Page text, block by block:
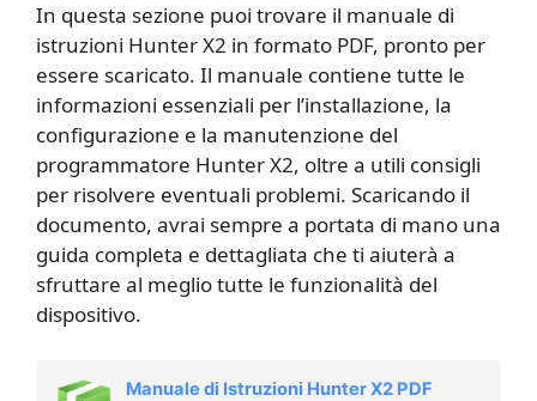
In questa sezione puoi trovare il manuale di
istruzioni Hunter X2 in formato PDF, pronto per
essere scaricato. Il manuale contiene tutte le
informazioni essenziali per l’installazione, la
configurazione e la manutenzione del
programmatore Hunter X2, oltre a utili consigli
per risolvere eventuali problemi. Scaricando il
documento, avrai sempre a portata di mano una
guida completa e dettagliata che ti aiuterà a
sfruttare al meglio tutte le funzionalità del
dispositivo.
Manuale di Istruzioni Hunter X2 PDF